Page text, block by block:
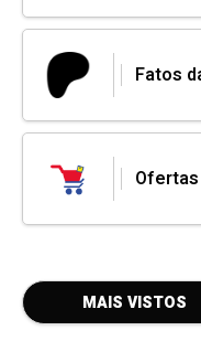
Fatos
MAIS VISTOS